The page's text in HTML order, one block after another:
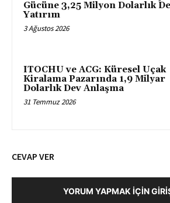
Gücüne 3,25 Milyon Dolarlık
Yatırım
3 Ağustos 2026
ITOCHU ve ACG: Küresel Uçak
Kiralama Pazarında 1,9 Milyar
Dolarlık Dev Anlaşma
31 Temmuz 2026
CEVAP VER
YORUM YAPMAK İÇIN